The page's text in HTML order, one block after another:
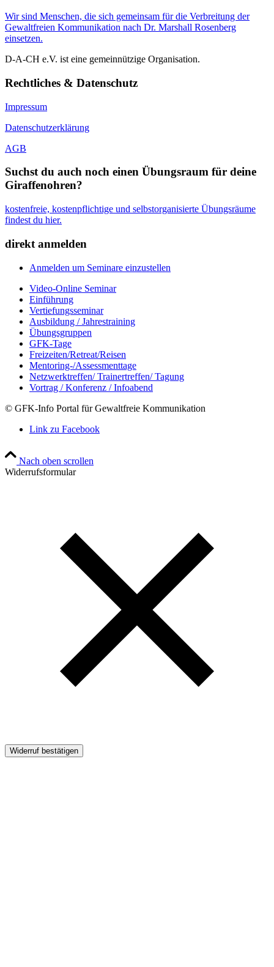
Wir sind Menschen, die sich gemeinsam für die Verbreitung der
Gewaltfreien Kommunikation nach Dr. Marshall Rosenberg
einsetzen.
D-A-CH e.V. ist eine gemeinnützige Organisation.
Rechtliches & Datenschutz
Impressum
Datenschutzerklärung
AGB
Suchst du auch noch einen Übungsraum für deine
Giraffenohren?
kostenfreie, kostenpflichtige und selbstorganisierte Übungsräume
findest du hier.
direkt anmelden
Anmelden um Seminare einzustellen
Video-Online Seminar
Einführung
Vertiefungsseminar
Ausbildung / Jahrestraining
Übungsgruppen
GFK-Tage
Freizeiten/Retreat/Reisen
Mentoring-/Assessmenttage
Netzwerktreffen/ Trainertreffen/ Tagung
Vortrag / Konferenz / Infoabend
© GFK-Info Portal für Gewaltfreie Kommunikation
Link zu Facebook
Nach oben scrollen
Widerrufsformular
Widerruf bestätigen